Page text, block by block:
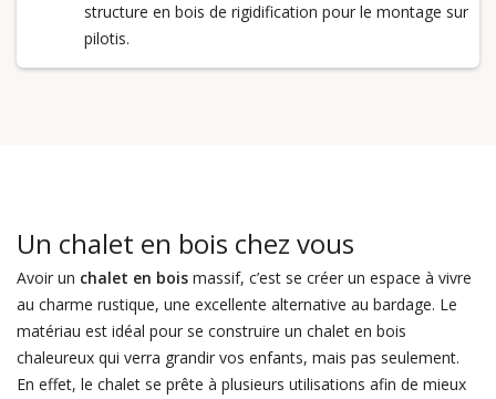
structure en bois de rigidification pour le montage sur
pilotis.
Un chalet en bois chez vous
Avoir un chalet en boismassif, c’est se créer un espace à vivre
au charme rustique, une excellente alternative au bardage. Le
matériau est idéal pour se construire un chalet en bois
chaleureux qui verra grandir vos enfants, mais pas seulement.
En effet, le chalet se prête à plusieurs utilisations afin de mieux